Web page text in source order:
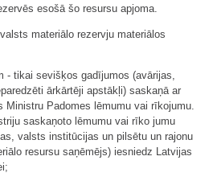
esošā šo resursu apjoma.
materiālo rezervju materiālos
- tikai sevišķos gadījumos (avārijas,
ārkārtēji apstākļi) saskaņā ar
Padomes lēmumu vai rīkojumu.
saskaņoto lēmumu vai rīko jumu
valsts institūcijas un pilsētu un rajonu
resursu saņēmējs) iesniedz Latvijas